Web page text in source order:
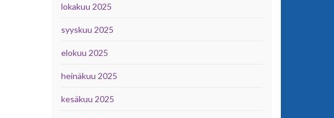
lokakuu 2025
syyskuu 2025
elokuu 2025
heinäkuu 2025
kesäkuu 2025